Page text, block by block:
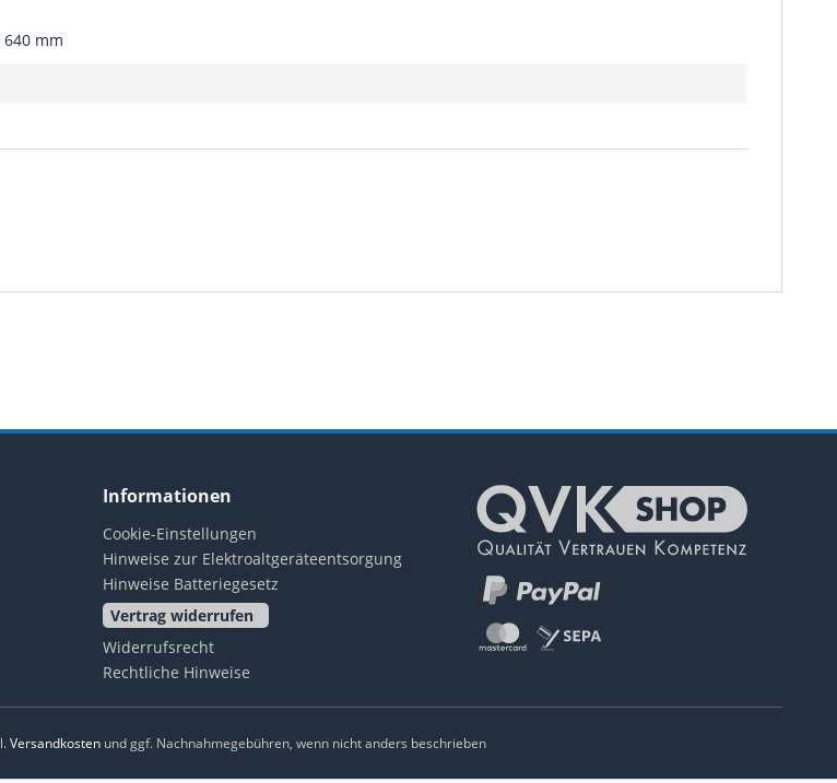
640 mm
Informationen
Cookie-Einstellungen
Hinweise zur Elektroaltgeräteentsorgung
Hinweise Batteriegesetz
Vertrag widerrufen
Widerrufsrecht
Rechtliche Hinweise
Versandkostenund ggf. Nachnahmegebühren, wenn nicht anders beschrieben